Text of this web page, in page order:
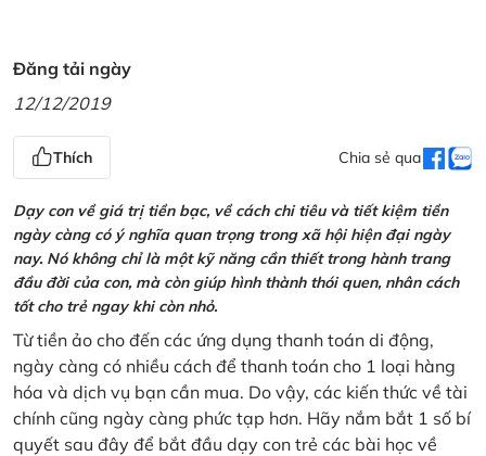
Đăng tải ngày
12/12/2019
Thích Chia sẻ qua
Dạy con về giá trị tiền bạc, về cách chi tiêu và tiết kiệm tiền
ngày càng có ý nghĩa quan trọng trong xã hội hiện đại ngày
nay. Nó không chỉ là một kỹ năng cần thiết trong hành trang
đầu đời của con, mà còn giúp hình thành thói quen, nhân cách
tốt cho trẻ ngay khi còn nhỏ.
Từ tiền ảo cho đến các ứng dụng thanh toán di động,
ngày càng có nhiều cách để thanh toán cho 1 loại hàng
hóa và dịch vụ bạn cần mua. Do vậy, các kiến thức về tài
chính cũng ngày càng phức tạp hơn. Hãy nắm bắt 1 số bí
quyết sau đây để bắt đầu dạy con trẻ các bài học về